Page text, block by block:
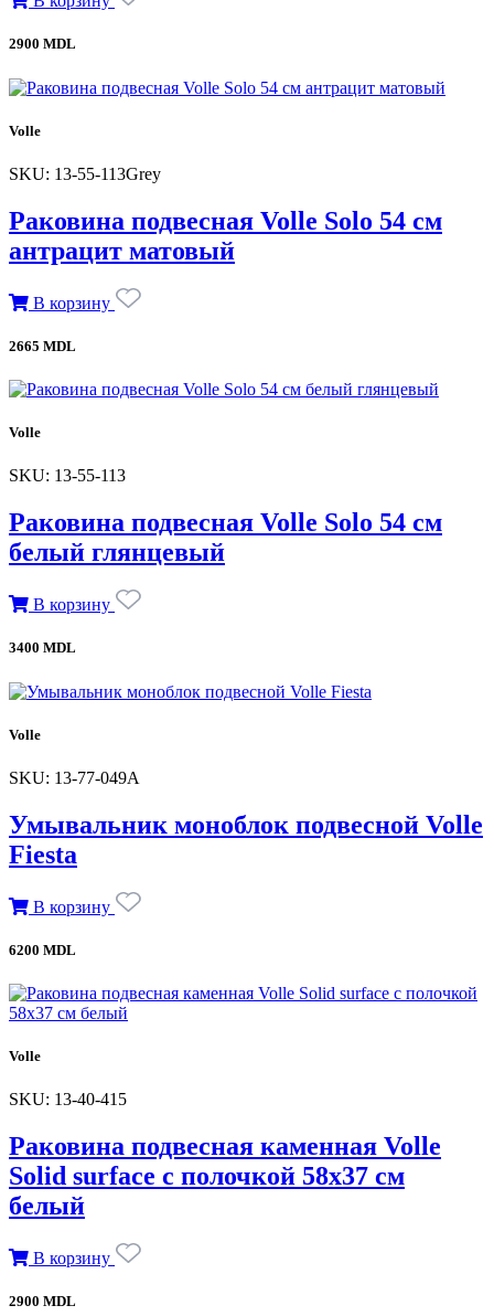
2900 MDL
Volle
SKU: 13-55-113Grey
Раковина подвесная Volle Solo 54 см
антрацит матовый
В корзину
2665 MDL
Volle
SKU: 13-55-113
Раковина подвесная Volle Solo 54 см
белый глянцевый
В корзину
3400 MDL
Volle
SKU: 13-77-049А
Умывальник моноблок подвесной Volle
Fiesta
В корзину
6200 MDL
Volle
SKU: 13-40-415
Раковина подвесная каменная Volle
Solid surface с полочкой 58х37 см
белый
В корзину
2900 MDL